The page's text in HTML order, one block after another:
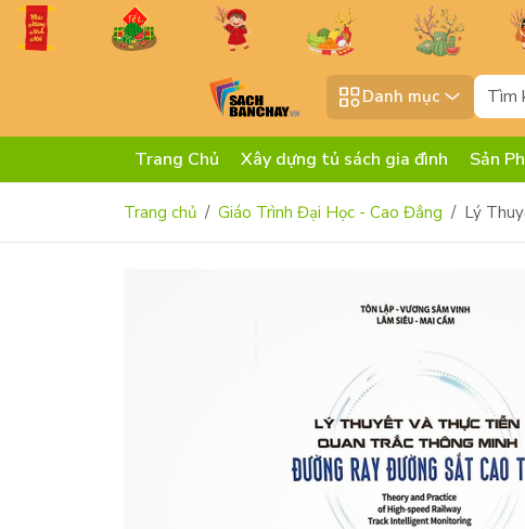
Danh mục
Trang Chủ Xây dựng tủ sách gia đình Sản
Trang chủ Giáo Trình Đại Học - Cao Đẳng Lý